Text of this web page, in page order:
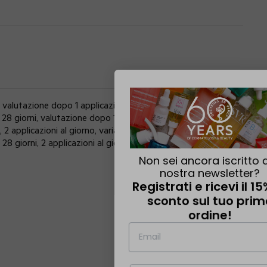
dopo 1 applicazione, variazione %.
giorni, valutazione dopo 1 applicazione, variazione %.
applicazioni al giorno, variazione %.
giorni, 2 applicazioni al giorno, variazione %.
Non sei ancora iscritto alla
nostra newsletter?
Registrati e ricevi il 15% di
sconto sul tuo primo